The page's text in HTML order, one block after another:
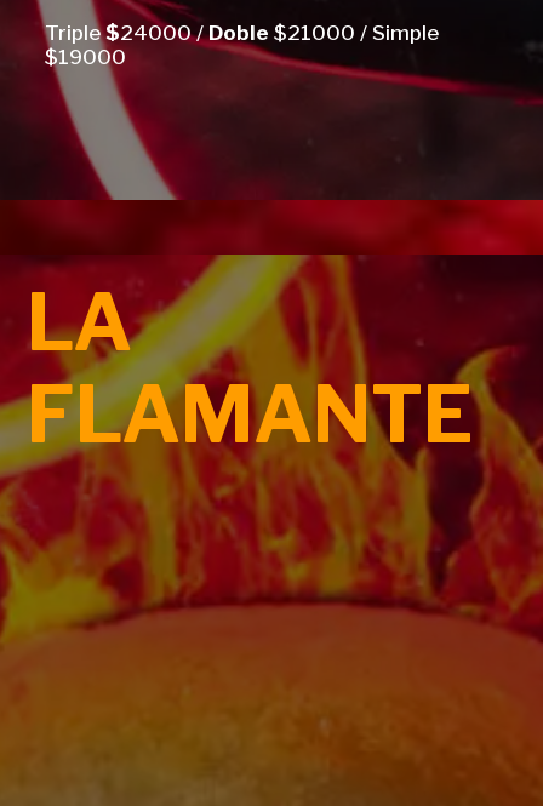
Triple$24000 /Doble$21000 / Simple
$19000
LA
FLAMANTE